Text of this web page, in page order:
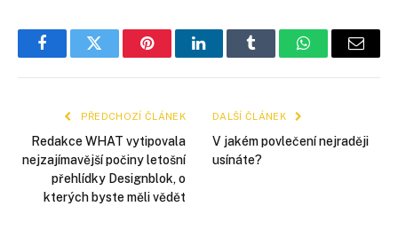
FacebookTwitter PinterestLinkedInTumblr WhatsApp
E-
PŘEDCHOZÍ ČLÁNEK
Redakce WHAT vytipovala
nejzajímavější počiny letošní
přehlídky Designblok, o
kterých byste měli vědět
DALŠÍ ČLÁNEK
V jakém povlečení nejraději
usínáte?